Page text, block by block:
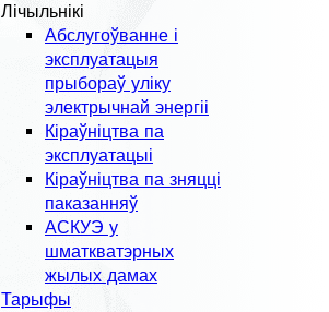
Лічыльнікі
Абслугоўванне і
эксплуатацыя
прыбораў уліку
электрычнай энергіі
Кіраўніцтва па
эксплуатацыі
Кіраўніцтва па зняцці
паказанняў
АСКУЭ у
шматкватэрных
жылых дамах
Тарыфы